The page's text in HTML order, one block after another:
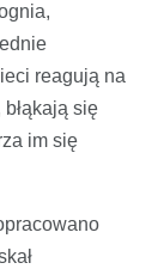
reagują na
się
im się